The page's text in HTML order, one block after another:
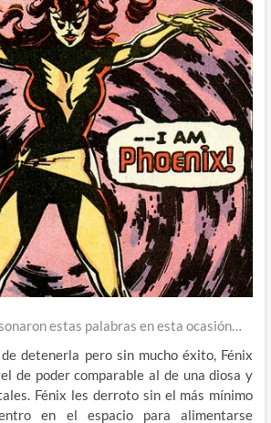
estas palabras en esta ocasión…
detenerla pero sin mucho éxito, Fénix
de poder comparable al de una diosa y
Fénix les derroto sin el más mínimo
en el espacio para alimentarse